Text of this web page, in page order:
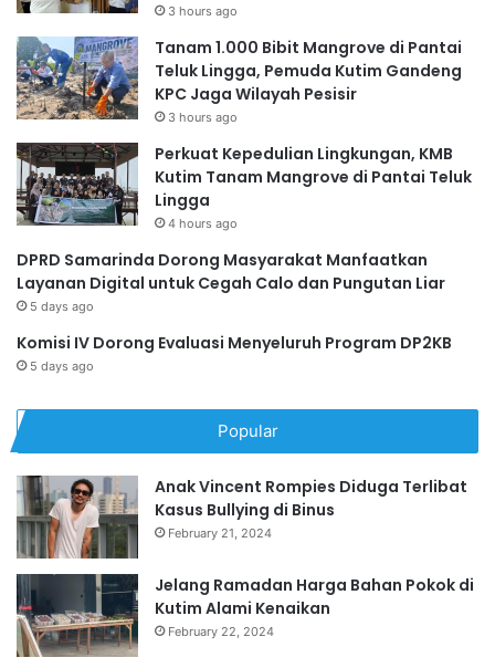
3 hours ago
Tanam 1.000 Bibit Mangrove di Pantai
Teluk Lingga, Pemuda Kutim Gandeng
KPC Jaga Wilayah Pesisir
3 hours ago
Perkuat Kepedulian Lingkungan, KMB
Kutim Tanam Mangrove di Pantai Teluk
Lingga
4 hours ago
DPRD Samarinda Dorong Masyarakat Manfaatkan
Layanan Digital untuk Cegah Calo dan Pungutan Liar
5 days ago
Komisi IV Dorong Evaluasi Menyeluruh Program DP2KB
5 days ago
Popular
Anak Vincent Rompies Diduga Terlibat
Kasus Bullying di Binus
February 21, 2024
Jelang Ramadan Harga Bahan Pokok di
Kutim Alami Kenaikan
February 22, 2024